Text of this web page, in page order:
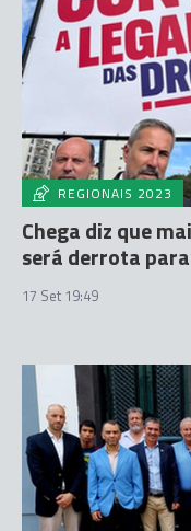
REGIONAIS 2023
Chega diz que
será derrota
17 Set 19:49